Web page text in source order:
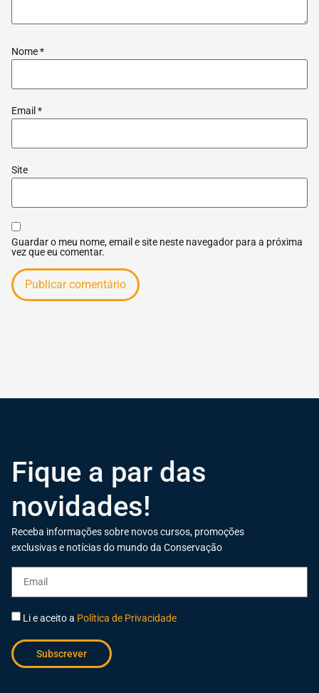
Nome*
Email *
Site
Guardar o meu nome, email e site neste navegador para a próxima
vez que eu comentar.
Fique a par das
novidades!
Receba informações sobre novos cursos, promoções
exclusivas e notícias do mundo da Conservação
Li e aceito a Política de Privacidade
Subscrever